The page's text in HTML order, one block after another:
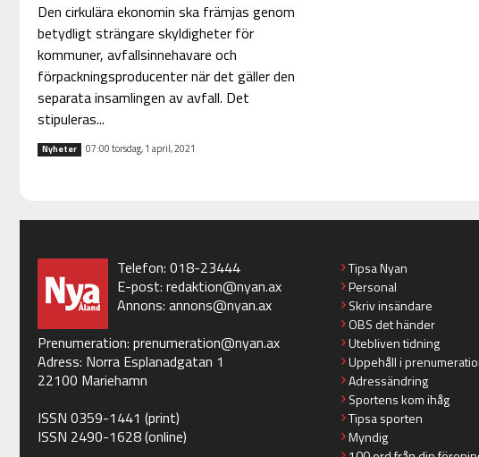
Den cirkulära ekonomin ska främjas genom
betydligt strängare skyldigheter för
kommuner, avfallsinnehavare och
förpackningsproducenter när det gäller den
separata insamlingen av avfall. Det
stipuleras...
Nyheter 07:00 torsdag, 1 april, 2021
Telefon: 018-23444
E-post: redaktion@nyan.ax
Annons: annons@nyan.ax
Prenumeration: prenumeration@nyan.ax
Adress: Norra Esplanadgatan 1
22100 Mariehamn
ISSN 0359-1441 (print)
ISSN 2490-1628 (online)
Tipsa Nyan
Personal
Skriv insändare
OBS det händer
Utebliven tidning
Uppehåll i
Adressändring
Sportens kom ihåg
Tipsa sporten
Myndig